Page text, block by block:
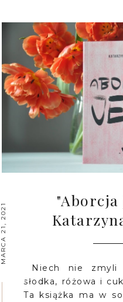
MARCA 21, 2021
Niech nie zmyli
słodka, różowa i
Ta książka ma w